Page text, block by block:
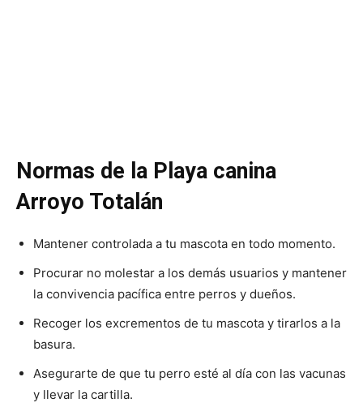
Normas de la Playa canina
Arroyo Totalán
Mantener controlada a tu mascota en todo momento.
Procurar no molestar a los demás usuarios y mantener
la convivencia pacífica entre perros y dueños.
Recoger los excrementos de tu mascota y tirarlos a la
basura.
Asegurarte de que tu perro esté al día con las vacunas
y llevar la cartilla.